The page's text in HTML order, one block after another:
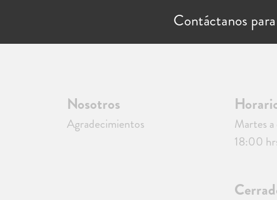
Contáctanos
Nosotros
Agradecimientos
Martes
18:00